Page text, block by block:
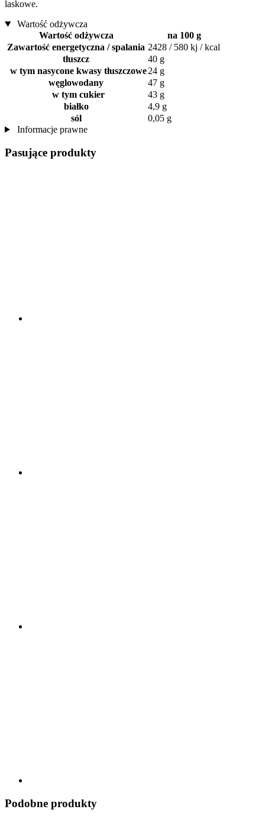
laskowe.
Wartość odżywcza
Wartość odżywcza
na 100 g
Zawartość energetyczna / spalania 2428 / 580 kj / kcal
tłuszcz
40 g
w tym nasycone kwasy tłuszczowe24 g
węglowodany
47 g
w tym cukier
43 g
białko
4,9 g
sól
0,05 g
Informacje prawne
Pasujące produkty
Podobne produkty